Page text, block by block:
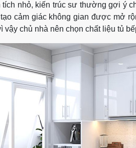
nhỏ, kiến trúc sư thường gợi ý
cảm giác không gian được mở
vậy chủ nhà nên chọn chất liệu tủ